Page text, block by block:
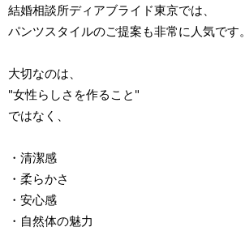
結婚相談所ディアブライド東京では、
パンツスタイルのご提案も非常に人気です。
大切なのは、
"女性らしさを作ること"
ではなく、
・清潔感
・柔らかさ
・安心感
・自然体の魅力